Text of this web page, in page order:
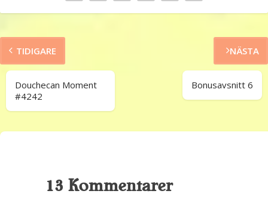
TIDIGARE
Douchecan Moment
#4242
NÄSTA
Bonusavsnitt 6
13 Kommentarer